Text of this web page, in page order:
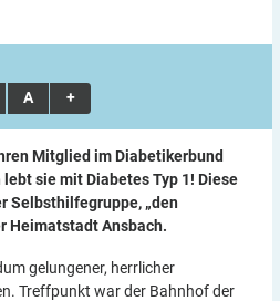
A A
Mitglied im Diabetikerbund
lebt sie mit Diabetes Typ 1! Diese
Selbsthilfegruppe, „den
Heimatstadt Ansbach.
gelungener, herrlicher
Treffpunkt war der Bahnhof der